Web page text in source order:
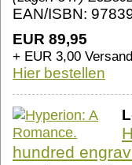
EAN/ISBN:
EUR 89,95
+ EUR 3,00
Hier bestellen
hundred